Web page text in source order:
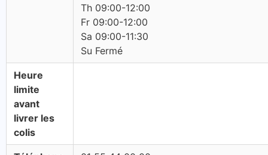
Th 09:00-12:00
Fr 09:00-12:00
Sa 09:00-11:30
Su Fermé
Heure
limite
avant
livrer les
colis